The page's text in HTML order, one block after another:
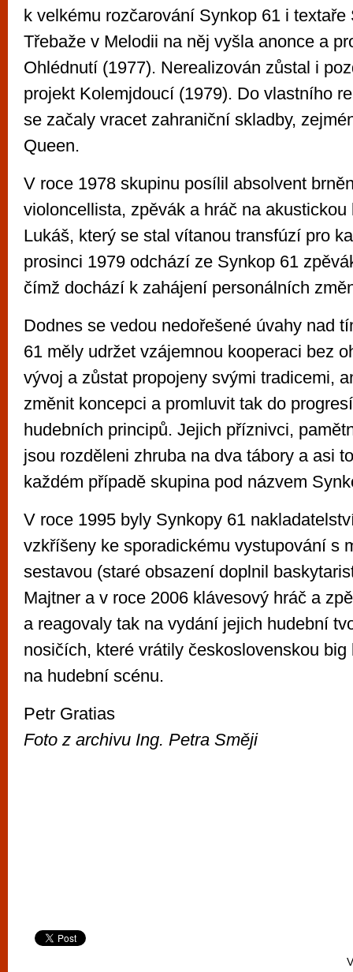
k velkému rozčarování Synkop 61 i textaře
Třebaže v Melodii na něj vyšla anonce a
Ohlédnutí (1977). Nerealizován zůstal i
projekt Kolemjdoucí (1979). Do vlastního
se začaly vracet zahraniční skladby,
Queen.
V roce 1978 skupinu posílil absolvent
violoncellista, zpěvák a hráč na akustickou
Lukáš, který se stal vítanou transfúzí pro
prosinci 1979 odchází ze Synkop 61
čímž dochází k zahájení personálních
Dodnes se vedou nedořešené úvahy nad
61 měly udržet vzájemnou kooperaci bez
vývoj a zůstat propojeny svými tradicemi,
změnit koncepci a promluvit tak do
hudebních principů. Jejich příznivci,
jsou rozděleni zhruba na dva tábory a asi
každém případě skupina pod názvem
V roce 1995 byly Synkopy 61
vzkříšeny ke sporadickému vystupování s
sestavou (staré obsazení doplnil
Majtner a v roce 2006 klávesový hráč a
a reagovaly tak na vydání jejich hudební
nosičích, které vrátily československou
na hudební scénu.
Petr Gratias
Foto z archivu Ing. Petra Směji